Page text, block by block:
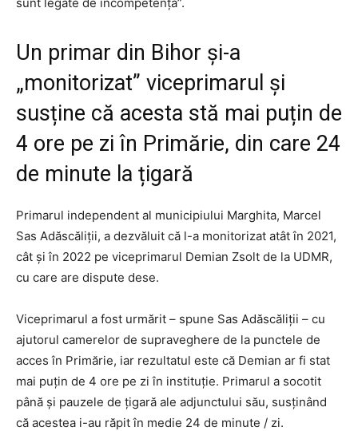
Un primar din Bihor și-a
„monitorizat” viceprimarul și
susține că acesta stă mai puțin de
4 ore pe zi în Primărie, din care 24
de minute la țigară
Primarul independent al municipiului Marghita, Marcel
Sas Adăscăliții, a dezvăluit că l-a monitorizat atât în 2021,
cât și în 2022 pe viceprimarul Demian Zsolt de la UDMR,
cu care are dispute dese.
Viceprimarul a fost urmărit – spune Sas Adăscăliții – cu
ajutorul camerelor de supraveghere de la punctele de
acces în Primărie, iar rezultatul este că Demian ar fi stat
mai puțin de 4 ore pe zi în instituție. Primarul a socotit
până și pauzele de țigară ale adjunctului său, susținând
că acestea i-au răpit în medie 24 de minute / zi.